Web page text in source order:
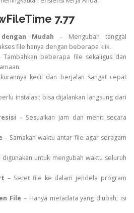
7.77
Mudah – Mengubah tanggal
file hanya dengan beberapa klik.
Tambahkan beberapa file sekaligus dan
kecil dan berjalan sangat cepat
instalasi; bisa dijalankan langsung dari
– Sesuaikan jam dan menit secara
– Samakan waktu antar file agar seragam
digunakan untuk mengubah waktu seluruh
– Seret file ke dalam jendela program
File – Hanya metadata yang diubah; isi